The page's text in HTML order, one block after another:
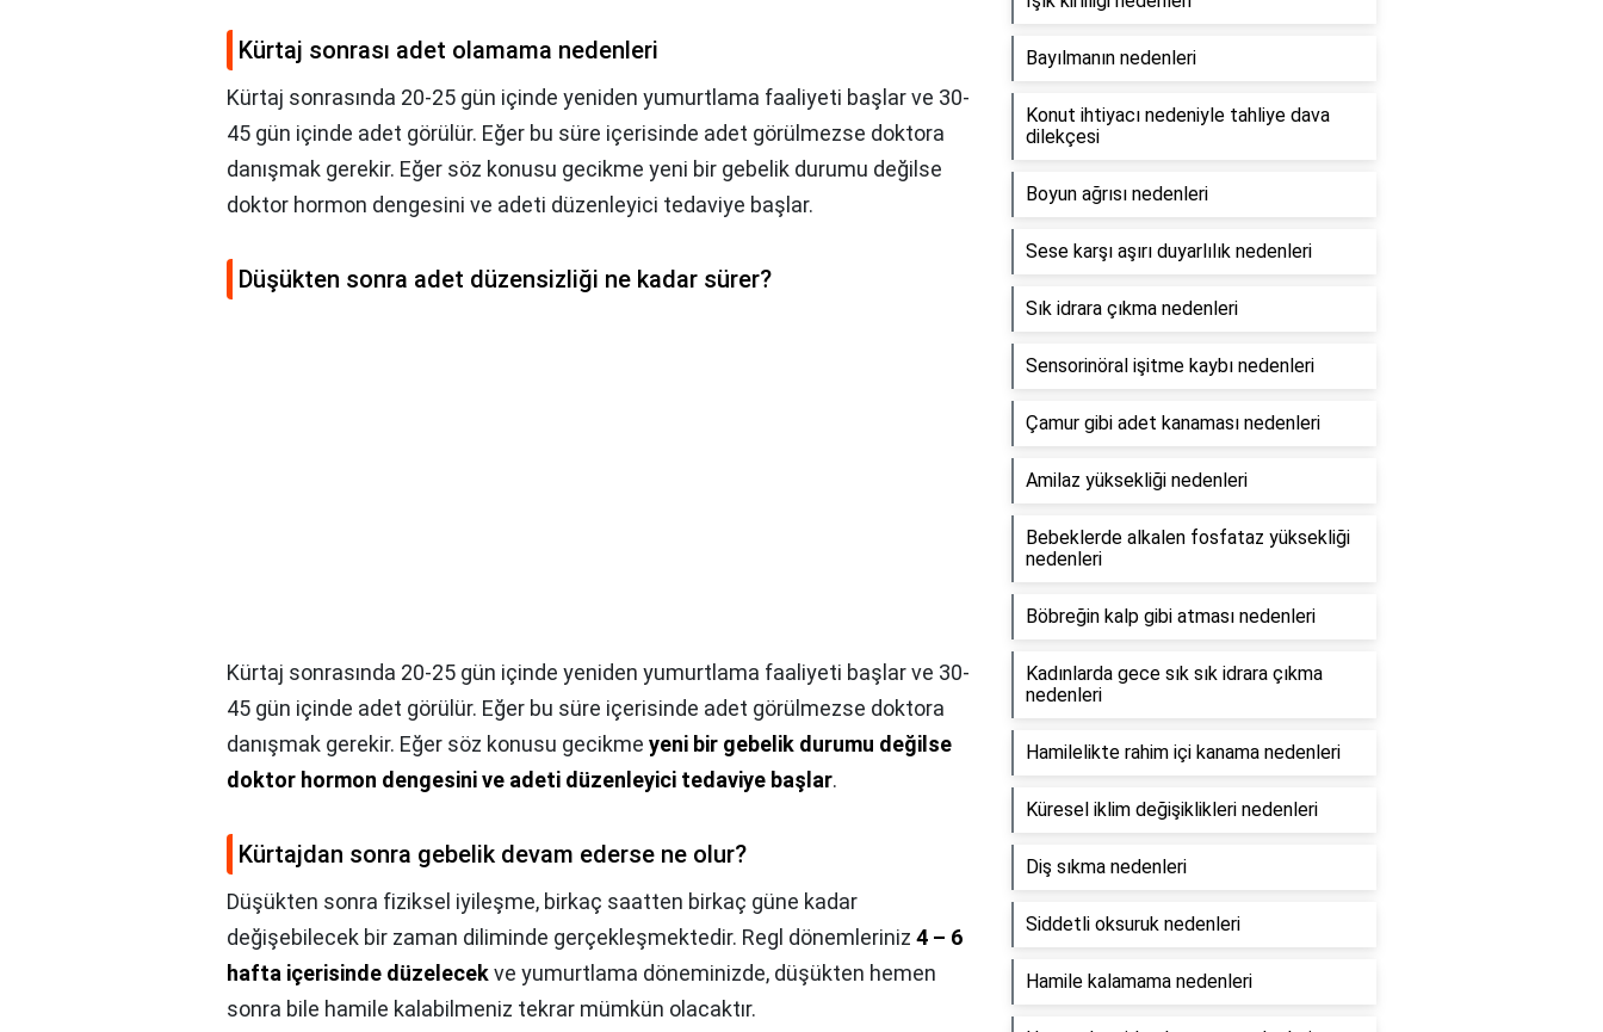
Kürtaj sonrası adet olamama nedenleri
Kürtaj sonrasında 20-25 gün içinde yeniden yumurtlama faaliyeti başlar ve 30-
45 gün içinde adet görülür. Eğer bu süre içerisinde adet görülmezse doktora
danışmak gerekir. Eğer söz konusu gecikme yeni bir gebelik durumu değilse
doktor hormon dengesini ve adeti düzenleyici tedaviye başlar.
Düşükten sonra adet düzensizliği ne kadar sürer?
Kürtaj sonrasında 20-25 gün içinde yeniden yumurtlama faaliyeti başlar ve 30-
45 gün içinde adet görülür. Eğer bu süre içerisinde adet görülmezse doktora
danışmak gerekir. Eğer söz konusu gecikme yeni bir gebelik durumu değilse
doktor hormon dengesini ve adeti düzenleyici tedaviye başlar.
Kürtajdan sonra gebelik devam ederse ne olur?
Düşükten sonra fiziksel iyileşme, birkaç saatten birkaç güne kadar
değişebilecek bir zaman diliminde gerçekleşmektedir. Regl dönemleriniz 4 – 6
hafta içerisinde düzelecekve yumurtlama döneminizde, düşükten hemen
sonra bile hamile kalabilmeniz tekrar mümkün olacaktır.
Bayılmanın nedenleri
Konut ihtiyacı nedeniyle tahliye dava
dilekçesi
Boyun ağrısı nedenleri
Sese karşı aşırı duyarlılık nedenleri
Sık idrara çıkma nedenleri
Sensorinöral işitme kaybı nedenleri
Çamur gibi adet kanaması nedenleri
Amilaz yüksekliği nedenleri
Bebeklerde alkalen fosfataz yüksekliği
nedenleri
Böbreğin kalp gibi atması nedenleri
Kadınlarda gece sık sık idrara çıkma
nedenleri
Hamilelikte rahim içi kanama nedenleri
Küresel iklim değişiklikleri nedenleri
Diş sıkma nedenleri
Siddetli oksuruk nedenleri
Hamile kalamama nedenleri